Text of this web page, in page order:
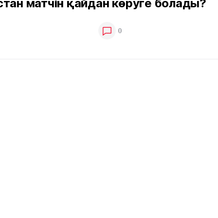
матчін қайдан көруге болады?
0